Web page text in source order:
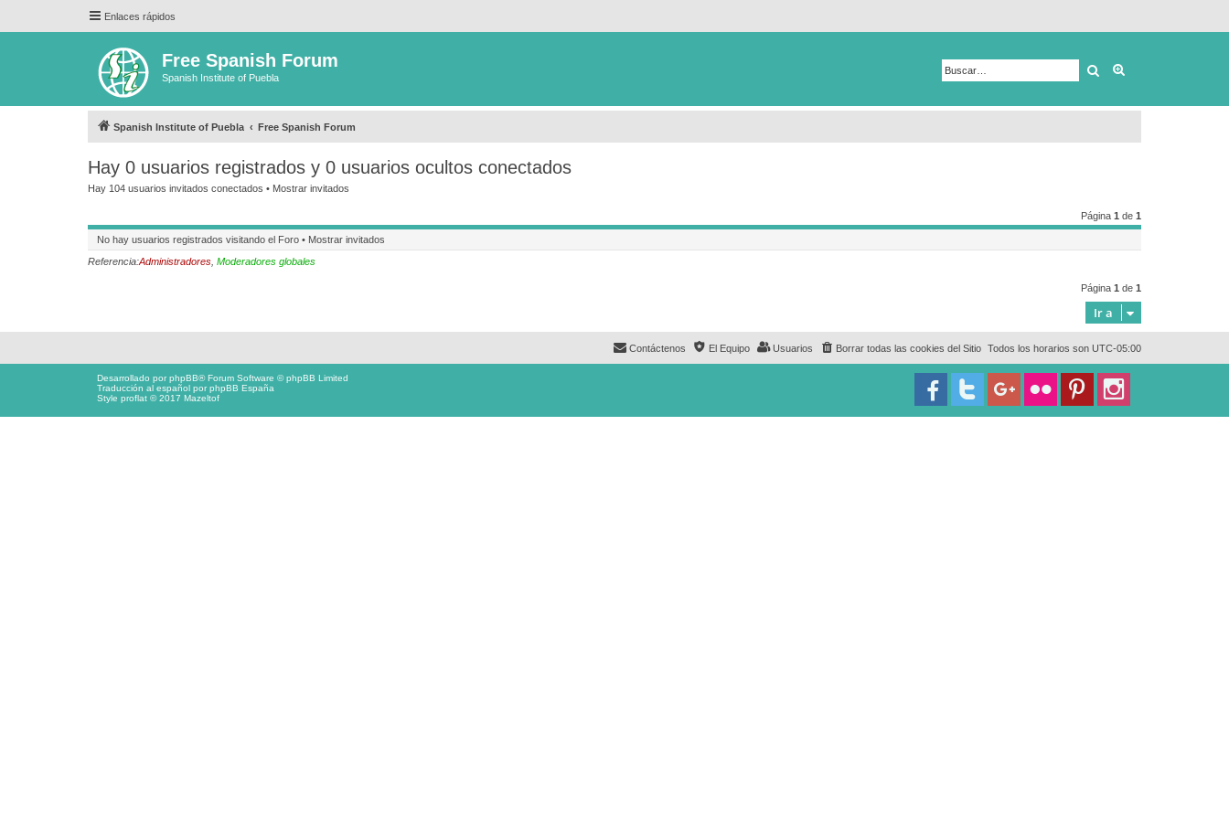
Enlaces rápidos
Free Spanish Forum
Spanish Institute of Puebla Buscar
Spanish Institute of Puebla Free Spanish Forum
Hay 0 usuarios registrados y 0 usuarios ocultos conectados
Hay 104 usuarios invitados conectados • Mostrar invitados
Página 1 de 1
No hay usuarios registrados visitando el Foro • Mostrar invitados
Referencia:Administradores Moderadores globales
Página 1 de 1
Ir a
Todos los horarios son UTC-05:00
Borrar todas las cookies del Sitio
Usuarios
El Equipo
Contáctenos
Desarrollado porphpBB® Forum Software © phpBB Limited
Traducción al español porphpBB España
Style proflat © 2017 Mazeltof